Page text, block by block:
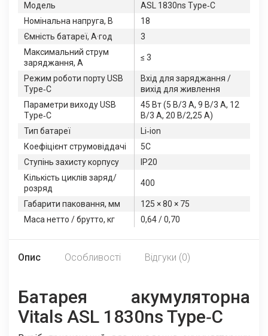
Модель
ASL 1830ns Type‑C
Номінальна напруга, В
18
Ємність батареї, А·год
3
Максимальний струм
заряджання, А
≤ 3
Режим роботи порту USB
Type‑C
Вхід для заряджання /
вихід для живлення
Параметри виходу USB
Type‑C
45 Вт (5 В/3 А, 9 В/3 А, 12
В/3 А, 20 В/2,25 А)
Тип батареї
Li‑ion
Коефіцієнт струмовіддачі
5C
Ступінь захисту корпусу
IP20
Кількість циклів заряд/
розряд
400
Габарити паковання, мм
125 × 80 × 75
Маса нетто / брутто, кг
0,64 / 0,70
Опис Особливості Відгуки (0)
Батарея акумуляторна
Vitals ASL 1830ns Type‑C